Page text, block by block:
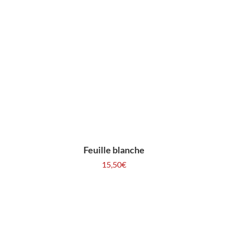
Feuille blanche
15,50€